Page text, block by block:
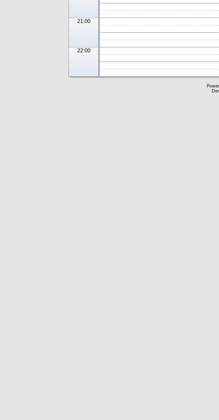
21:00
22:00